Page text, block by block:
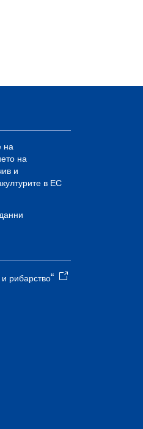
на
на
и
в ЕС
рибарство“